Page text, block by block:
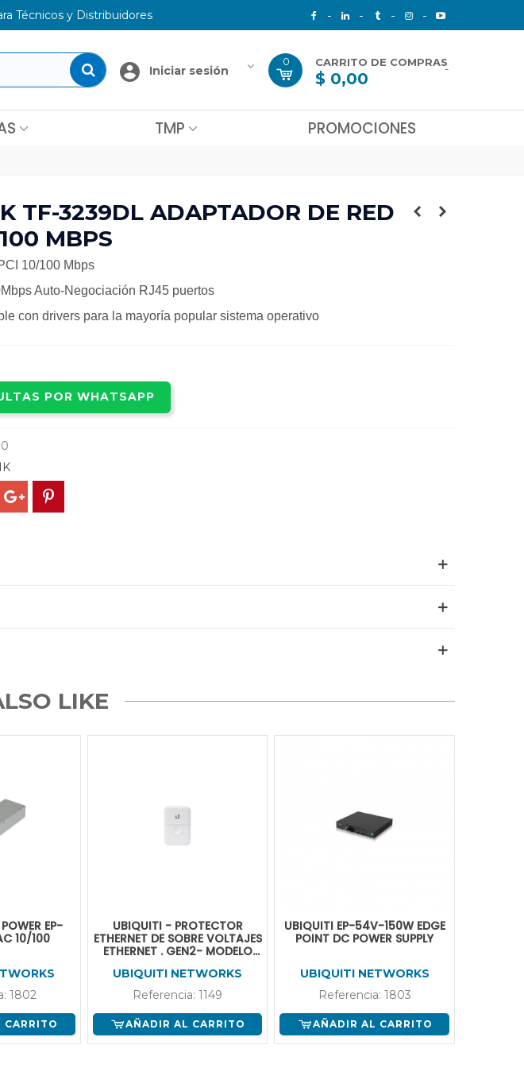
Técnicos y Distribuidores
Iniciar sesión
0 CARRITO DE COMPRAS-
$ 0,00
TMP PROMOCIONES
TF-3239DL ADAPTADOR DE RED
MBPS
10/100 Mbps
Auto-Negociación RJ45 puertos
con drivers para la mayoría popular sistema operativo
POR WHATSAPP
LIKE
EP-
10/100
1802
CARRITO
UBIQUITI - PROTECTOR
ETHERNET DE SOBRE VOLTAJES
ETHERNET . GEN2- MODELO
UBIQUITI NETWORKS
Referencia: 1149
AÑADIR AL CARRITO
UBIQUITI EP-54V-150W EDGE
POINT DC POWER SUPPLY
UBIQUITI NETWORKS
Referencia: 1803
AÑADIR AL CARRITO